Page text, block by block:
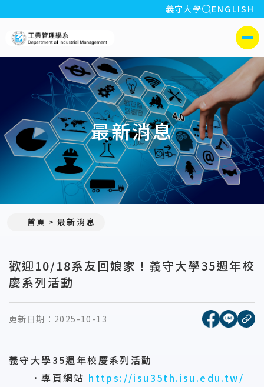
:::
義守大學 全站搜索
ENGLISH
側選單
最新消息
首頁 最新消息
歡迎10/18系友回娘家！義守大學35週年校
慶系列活動
更新日期： 2025-10-13 [另開新
[另開
複
義守大學35週年校慶系列活動
．專頁網站 https://isu35th.isu.edu.tw/